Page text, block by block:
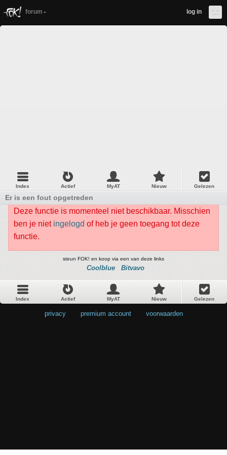
forum log in
Index Actief MyAT Nieuw Gelezen
Er is een fout opgetreden
Deze functie is momenteel niet beschikbaar. Misschien
ben je niet ingelogd of heb je geen toegang tot deze
functie.
steun FOK! en koop via een van deze links
Coolblue Bitvavo
Index Actief MyAT Nieuw Gelezen
privacy premium account voorwaarden